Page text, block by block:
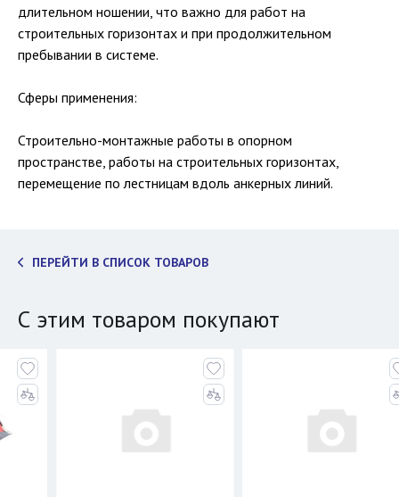
длительном ношении, что важно для работ на
строительных горизонтах и при продолжительном
пребывании в системе.
Сферы применения:
Строительно-монтажные работы в опорном
пространстве, работы на строительных горизонтах,
перемещение по лестницам вдоль анкерных линий.
ПЕРЕЙТИ В СПИСОК ТОВАРОВ
С этим товаром покупают